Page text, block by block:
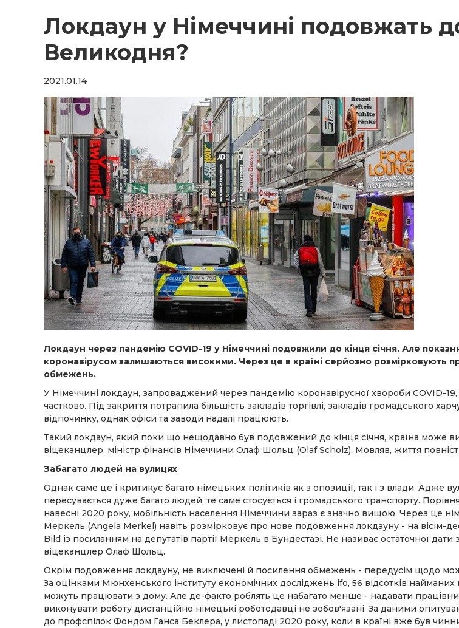
Локдаун у Німеччині подовжать
Великодня?
2021.01.14
Локдаун через пандемію COVID-19 у Німеччині подовжили до кінця січня. Але
коронавірусом залишаються високими. Через це в країні серйозно розмірковують
обмежень.
У Німеччині локдаун, запроваджений через пандемію коронавірусної хвороби COVID-
частково. Під закриття потрапила більшість закладів торгівлі, закладів громадського
відпочинку, однак офіси та заводи надалі працюють.
Такий локдаун, який поки що нещодавно був подовжений до кінця січня, країна може
віцеканцлер, міністр фінансів Німеччини Олаф Шольц (Olaf Scholz). Мовляв, життя
Забагато людей на вулицях
Однак саме це і критикує багато німецьких політиків як з опозиції, так і з влади. Адже
пересувається дуже багато людей, те саме стосується і громадського транспорту.
навесні 2020 року, мобільність населення Німеччини зараз є значно вищою. Через це
Меркель (Angela Merkel) навіть розмірковує про нове подовження локдауну - на вісім-
Bild із посиланням на депутатів партії Меркель в Бундестазі. Не називає остаточної
віцеканцлер Олаф Шольц.
Окрім подовження локдауну, не виключені й посилення обмежень - передусім щодо
За оцінками Мюнхенського інституту економічних досліджень ifo, 56 відсотків найманих
можуть працювати з дому. Але де-факто роблять це набагато менше - надавати
виконувати роботу дистанційно німецькі роботодавці не зобов'язані. За даними
до профспілок Фондом Ганса Беклера, у листопаді 2020 року, коли в країні вже був